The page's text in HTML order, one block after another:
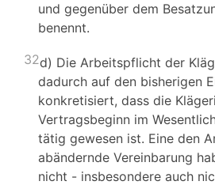
und gegenüber dem
benennt.
32d) Die Arbeitspflicht der
dadurch auf den bisherigen
konkretisiert, dass die
Vertragsbeginn im
tätig gewesen ist. Eine den
abändernde Vereinbarung
nicht - insbesondere auch